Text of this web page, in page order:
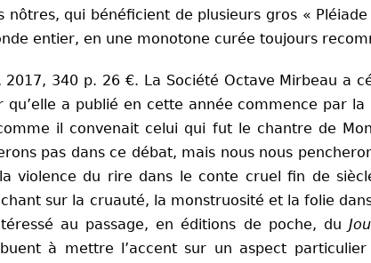
nôtres, qui bénéficient de plusieurs gros «
entier, en une monotone curée toujours
2017, 340 p. 26 €. La Société Octave Mirbeau a
qu’elle a publié en cette année commence par
il convenait celui qui fut le chantre de
pas dans ce débat, mais nous nous
violence du rire dans le conte cruel fin de
sur la cruauté, la monstruosité et la folie
au passage, en éditions de poche, du
à mettre l’accent sur un aspect